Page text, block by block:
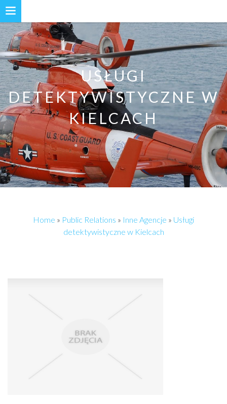
USŁUGI
DETEKTYWISTYCZNE W
KIELCACH
Home » Public Relations » Inne Agencje » Usługi
detektywistyczne w Kielcach